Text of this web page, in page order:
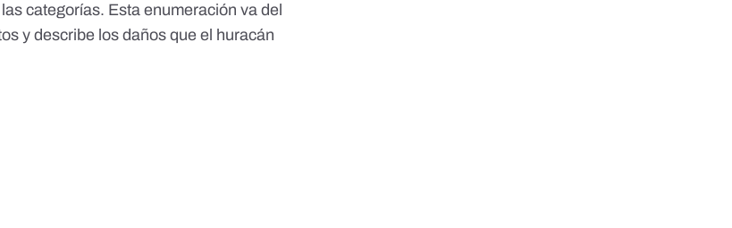
categorías. Esta enumeración va del
y describe los daños que el huracán